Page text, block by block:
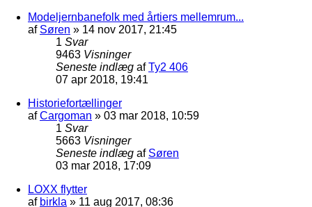
Modeljernbanefolk med årtiers mellemrum...
af Søren » 14 nov 2017, 21:45
1 Svar
9463 Visninger
Seneste indlæg afTy2 406
07 apr 2018, 19:41
Historiefortællinger
afCargoman » 03 mar 2018, 10:59
1 Svar
5663 Visninger
Seneste indlæg af Søren
03 mar 2018, 17:09
LOXX flytter
af birkla » 11 aug 2017, 08:36